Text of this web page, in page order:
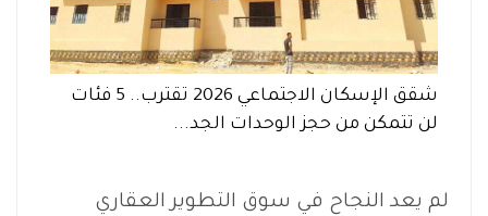
شقق الإسكان الاجتماعي 2026 تقترب.. 5 فئات
لن تتمكن من حجز الوحدات الجد...
لم يعد النجاح في سوق التطوير العقاري